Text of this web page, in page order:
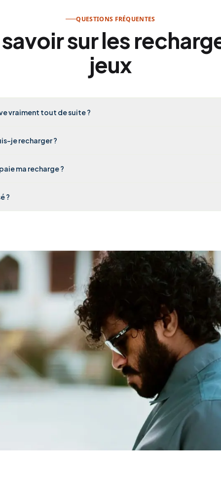
QUESTIONS FRÉQUENTES
sur les
jeux
vraiment tout de suite ?
je recharger ?
ma recharge ?
?